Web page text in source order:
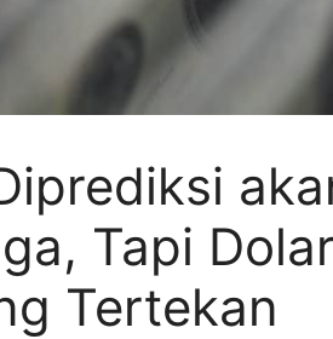
Tapi
Tertekan